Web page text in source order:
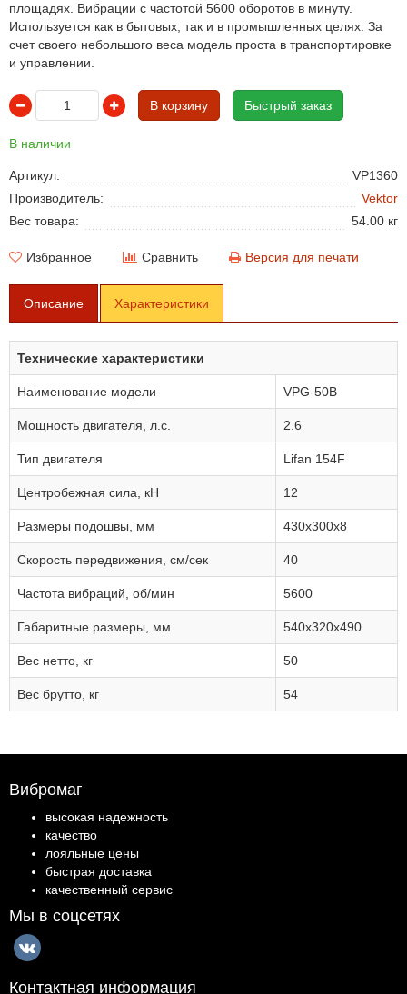
площадях. Вибрации с частотой 5600 оборотов в минуту.
Используется как в бытовых, так и в промышленных целях. За
счет своего небольшого веса модель проста в транспортировке
и управлении.
В корзину Быстрый заказ
В наличии
Артикул:
VP1360
Производитель:
Vektor
Вес товара:
54.00 кг
Избранное Сравнить Версия для печати
Описание Характеристики
Технические характеристики
Наименование модели VPG-50B
Мощность двигателя, л.с. 2.6
Тип двигателя Lifan 154F
Центробежная сила, кН 12
Размеры подошвы, мм 430x300х8
Скорость передвижения, см/сек 40
Частота вибраций, об/мин 5600
Габаритные размеры, мм 540x320x490
Вес нетто, кг 50
Вес брутто, кг 54
Вибромаг
высокая надежность
качество
лояльные цены
быстрая доставка
качественный сервис
Мы в соцсетях
Контактная информация